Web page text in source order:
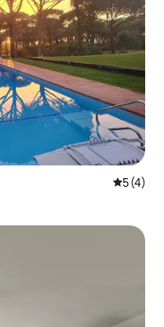
Średnia
5 (4)